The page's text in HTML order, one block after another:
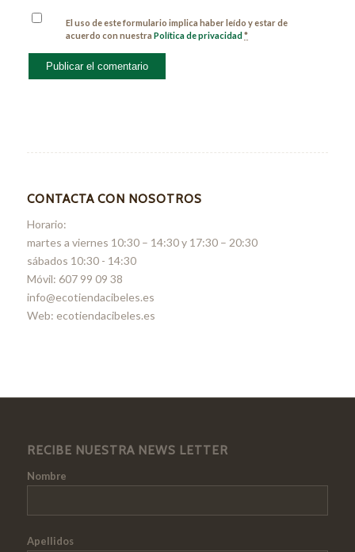
El uso de este formulario implica haber leído y estar de
acuerdo con nuestraPolítica de privacidad *
CONTACTA CON NOSOTROS
Horario:
martes a viernes 10:30 – 14:30 y 17:30 – 20:30
sábados 10:30 - 14:30
Móvil: 607 99 09 38
info@ecotiendacibeles.es
Web: ecotiendacibeles.es
RECIBE NUESTRA NEWS LETTER
Nombre
Apellidos